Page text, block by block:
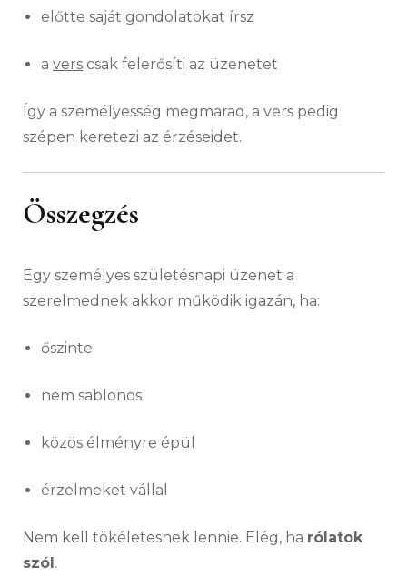
előtte saját gondolatokat írsz
a vers csak felerősíti az üzenetet
Így a személyesség megmarad, a vers pedig
szépen keretezi az érzéseidet.
Összegzés
Egy személyes születésnapi üzenet a
szerelmednek akkor működik igazán, ha:
őszinte
nem sablonos
közös élményre épül
érzelmeket vállal
Nem kell tökéletesnek lennie. Elég, ha rólatok
szól.